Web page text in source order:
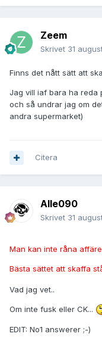
Zeem
Skrivet 31
Finns det nått sätt att
Jag vill iaf bara ha reda
och så undrar jag om
andra supermarket)
Citera
Alle090
Skrivet 31
Man kan inte råna
Bästa sättet att skaffa
Vad jag vet..
Om inte fusk eller CK...
EDIT: No1 answerer ;-)